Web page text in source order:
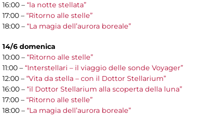
16:00 – “la notte stellata”
17:00 – “Ritorno alle stelle”
18:00 – “La magia dell’aurora boreale”
14/6 domenica
10:00 – “Ritorno alle stelle”
11:00 – “Interstellari – il viaggio delle sonde Voyager”
12:00 – “Vita da stella – con il Dottor Stellarium”
16:00 – “il Dottor Stellarium alla scoperta della luna”
17:00 – “Ritorno alle stelle”
18:00 – “La magia dell’aurora boreale”